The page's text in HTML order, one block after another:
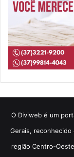
​O Diviweb é um
Gerais,
região Centro-